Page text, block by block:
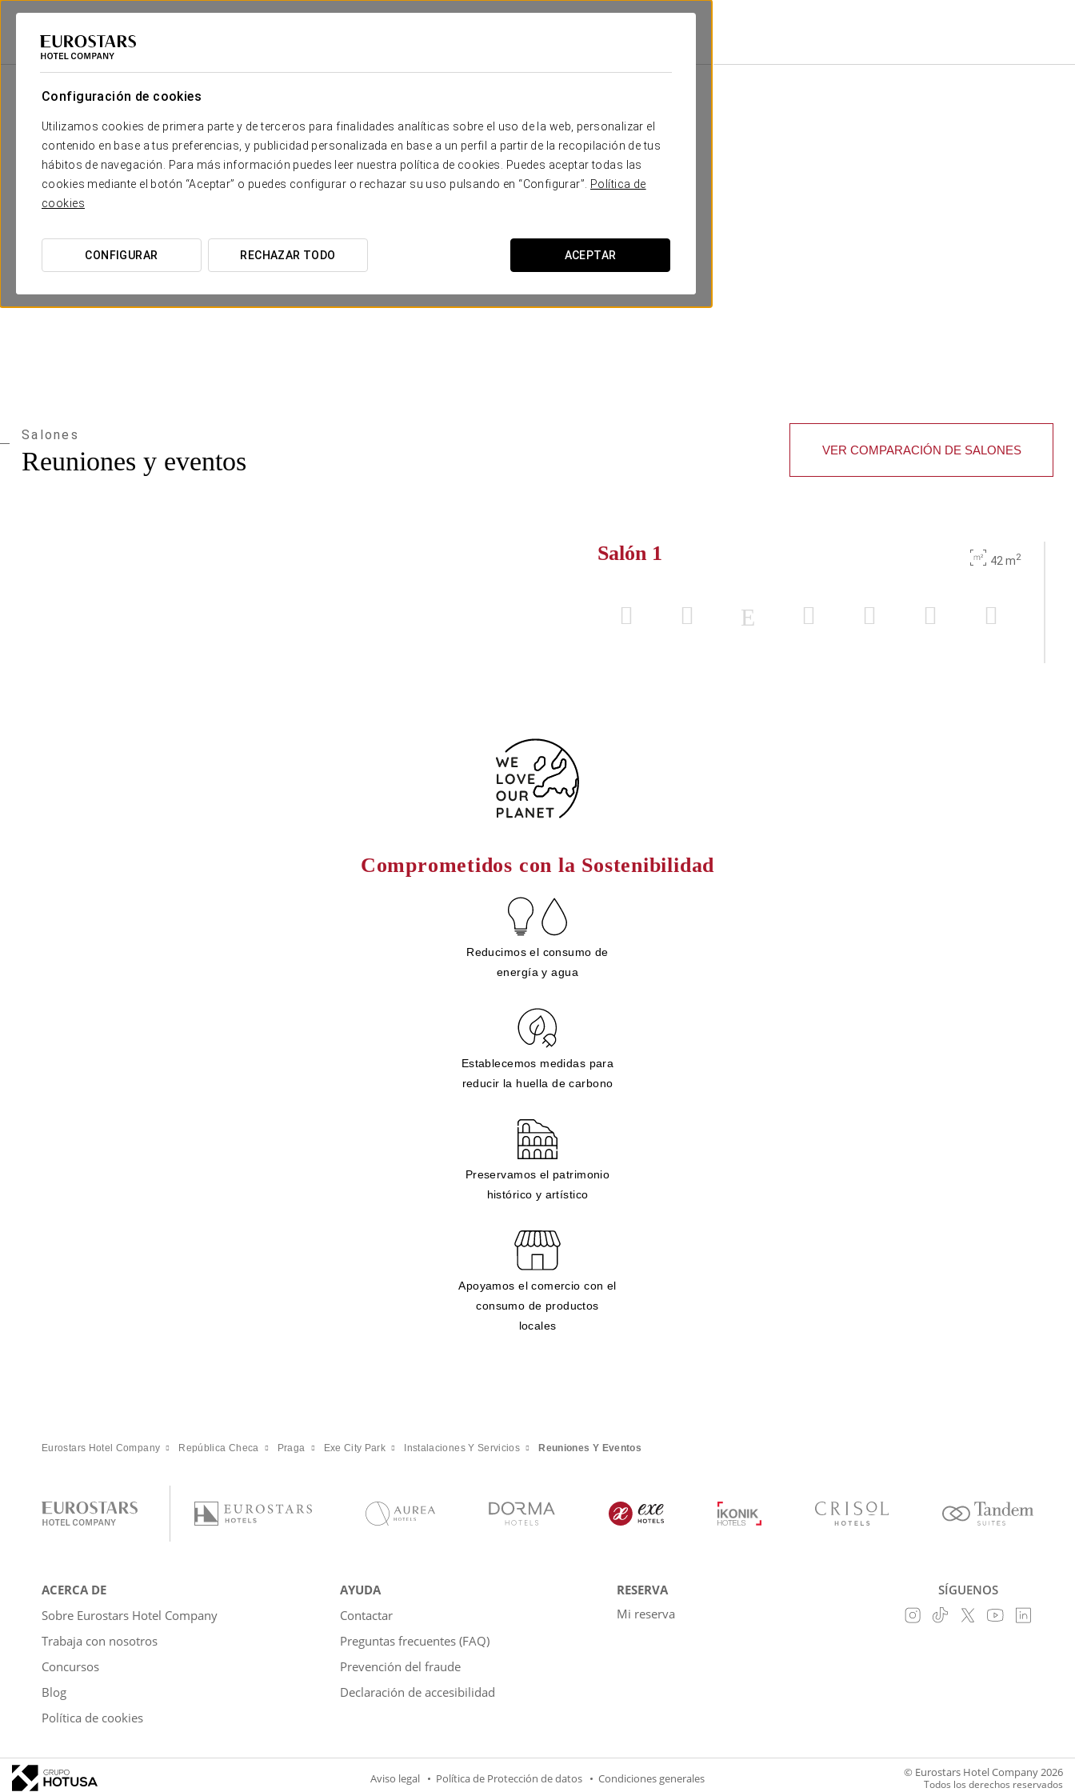
Configuración de cookies
Utilizamos cookies de primera parte y de terceros para finalidades analíticas sobre el uso de la web, personalizar el
contenido en base a tus preferencias, y publicidad personalizada en base a un perfil a partir de la recopilación de tus
hábitos de navegación. Para más información puedes leer nuestra política de cookies. Puedes aceptar todas las
cookies mediante el botón “Aceptar” o puedes configurar o rechazar su uso pulsando en “Configurar”.
Política de
cookies
CONFIGURAR RECHAZAR TODO ACEPTAR
Tu evento en
Salones
Reuniones y eventos VER COMPARACIÓN DE SALONES
Sala
Salón 1
Salón 1 42 m2
Comprometidos con la Sostenibilidad
Reducimos el consumo de
energía y agua
Establecemos medidas para
reducir la huella de carbono
Preservamos el patrimonio
histórico y artístico
Apoyamos el comercio con el
consumo de productos
locales
Eurostars Hotel Company República Checa Praga Exe City Park Instalaciones Y Servicios Reuniones Y Eventos
ACERCA DE
Sobre Eurostars Hotel Company
Trabaja con nosotros
Concursos
Blog
Política de cookies
AYUDA
Contactar
Preguntas frecuentes (FAQ)
Prevención del fraude
Declaración de accesibilidad
RESERVA
Mi reserva
SÍGUENOS
Aviso legal Política de Protección de datos Condiciones generales © Eurostars Hotel Company 2026
Todos los derechos reservados